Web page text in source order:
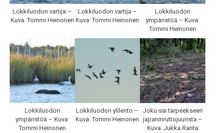
Lokkiluodon vartija –
Kuva: Tommi Heinonen
Lokkiluodon vartija –
Kuva: Tommi Heinonen
Lokkiluodon
ympäristöä – Kuva:
Tommi Heinonen
Lokkiluodon
ympäristöä – Kuva:
Tommi Heinonen
Lokkiluodon ylilento –
Kuva: Tommi Heinonen
Joku sai tarpeekseen
japaninruttojuurista –
Kuva: Jukka Ranta